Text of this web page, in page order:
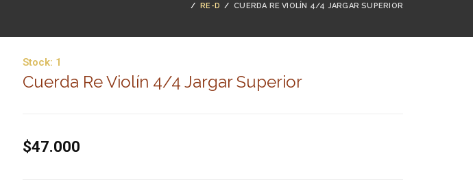
/
RE-D /CUERDA RE VIOLÍN 4/4 JARGAR SUPERIOR
Stock: 1
Cuerda Re Violín 4/4 Jargar Superior
$47.000